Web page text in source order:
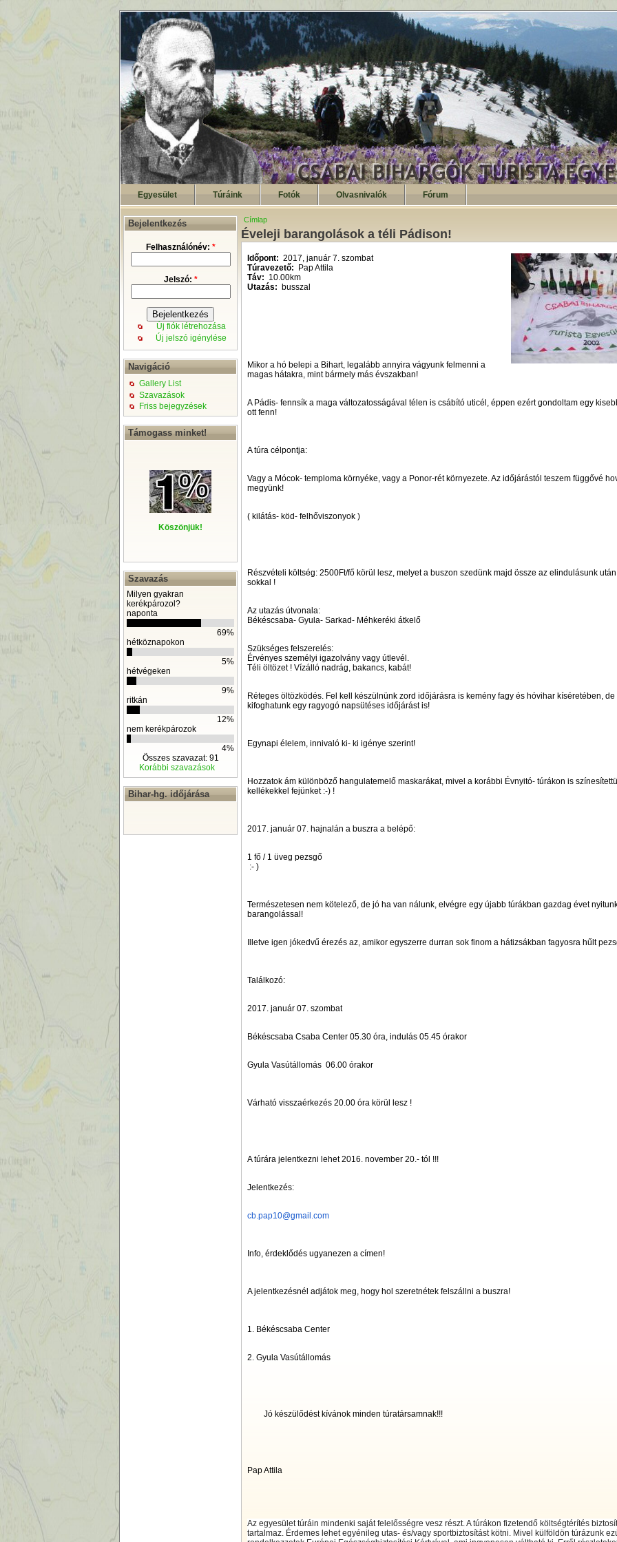
Egyesület Túráink Fotók Olvasnivalók Fórum
Bejelentkezés
Felhasználónév: *
Jelszó: *
Új fiók létrehozása
Új jelszó igénylése
Navigáció
Gallery List
Szavazások
Friss bejegyzések
Támogass minket!
Köszönjük!
Szavazás
Milyen gyakran
kerékpározol?
naponta
69%
hétköznapokon
5%
hétvégeken
9%
ritkán
12%
nem kerékpározok
4%
Összes szavazat: 91
Korábbi szavazások
Bihar-hg. időjárása
Címlap
Éveleji barangolások a téli Pádison!
Időpont: 2017, január 7. szombat
Túravezető:
Pap Attila
Táv: 10.00km
Utazás: busszal
Mikor a hó belepi a Bihart, legalább annyira vágyunk felmenni a
magas hátakra, mint bármely más évszakban!
A Pádis- fennsík a maga változatosságával télen is csábító uticél, éppen ezért gondoltam egy
ott fenn!
A túra célpontja:
Vagy a Mócok- temploma környéke, vagy a Ponor-rét környezete. Az időjárástól teszem függővé
megyünk!
( kilátás- köd- felhőviszonyok )
Részvételi költség: 2500Ft/fő körül lesz, melyet a buszon szedünk majd össze az elindulásunk
sokkal !
Az utazás útvonala:
Békéscsaba- Gyula- Sarkad- Méhkeréki átkelő
Szükséges felszerelés:
Érvényes személyi igazolvány vagy útlevél.
Téli öltözet ! Vízálló nadrág, bakancs, kabát!
Réteges öltözködés. Fel kell készülnünk zord időjárásra is kemény fagy és hóvihar kíséretében, de
kifoghatunk egy ragyogó napsütéses időjárást is!
Egynapi élelem, innivaló ki- ki igénye szerint!
Hozzatok ám különböző hangulatemelő maskarákat, mivel a korábbi Évnyitó- túrákon is
kellékekkel fejünket :-) !
2017. január 07. hajnalán a buszra a belépő:
1 fő / 1 üveg pezsgő
:- )
Természetesen nem kötelező, de jó ha van nálunk, elvégre egy újabb túrákban gazdag évet
barangolással!
Illetve igen jókedvű érezés az, amikor egyszerre durran sok finom a hátizsákban fagyosra hűlt
Találkozó:
2017. január 07. szombat
Békéscsaba Csaba Center 05.30 óra, indulás 05.45 órakor
Gyula Vasútállomás 06.00 órakor
Várható visszaérkezés 20.00 óra körül lesz !
A túrára jelentkezni lehet 2016. november 20.- tól !!!
Jelentkezés:
cb.pap10@gmail.com
Info, érdeklődés ugyanezen a címen!
A jelentkezésnél adjátok meg, hogy hol szeretnétek felszállni a buszra!
1. Békéscsaba Center
2. Gyula Vasútállomás
Jó készülődést kívánok minden túratársamnak!!!
Pap Attila
Az egyesület túráin mindenki saját felelősségre vesz részt. A túrákon fizetendő költségtérítés
tartalmaz. Érdemes lehet egyénileg utas- és/vagy sportbiztosítást kötni. Mivel külföldön túrázunk